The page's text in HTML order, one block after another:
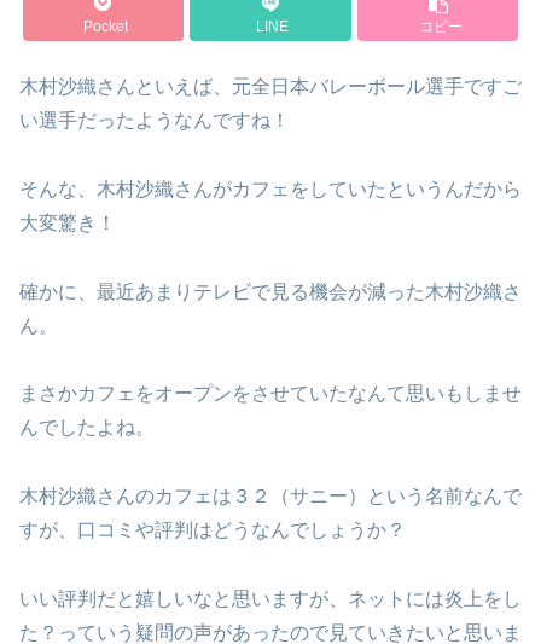
Pocket LINE コピー
木村沙織さんといえば、元全日本バレーボール選手ですご
い選手だったようなんですね！
そんな、木村沙織さんがカフェをしていたというんだから
大変驚き！
確かに、最近あまりテレビで見る機会が減った木村沙織さ
ん。
まさかカフェをオープンをさせていたなんて思いもしませ
んでしたよね。
木村沙織さんのカフェは３２（サニー）という名前なんで
すが、口コミや評判はどうなんでしょうか？
いい評判だと嬉しいなと思いますが、ネットには炎上をし
た？っていう疑問の声があったので見ていきたいと思いま